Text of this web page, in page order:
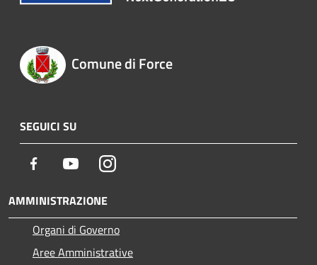
Comune di Force
SEGUICI SU
Facebook YoutubeInstagram
AMMINISTRAZIONE
Organi di Governo
Aree Amministrative